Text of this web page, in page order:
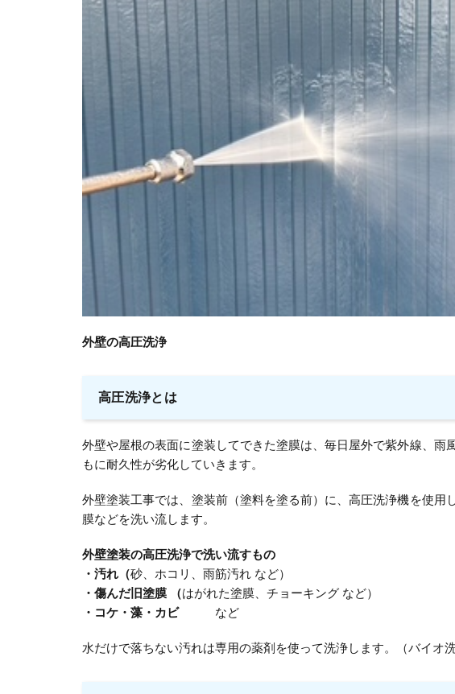
外壁の高圧洗浄
高圧洗浄とは
外壁や屋根の表面に塗装してできた塗膜は、毎日屋外で紫外線、雨
もに耐久性が劣化していきます。
外壁塗装工事では、塗装前（塗料を塗る前）に、高圧洗浄機を使用
膜などを洗い流します。
外壁塗装の高圧洗浄で洗い流すもの
・汚れ（砂、ホコリ、雨筋汚れ など）
・傷んだ旧塗膜 （はがれた塗膜、チョーキング など）
・コケ・藻・カビなど
水だけで落ちない汚れは専用の薬剤を使って洗浄します。（バイオ洗